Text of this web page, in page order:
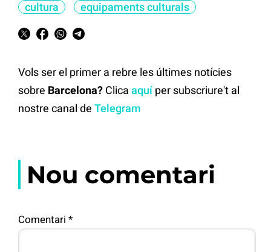
cultura equipaments culturals
Vols ser el primer a rebre les últimes notícies
sobre Barcelona? Clica aquíper subscriure't al
nostre canal de Telegram
Nou comentari
Comentari *